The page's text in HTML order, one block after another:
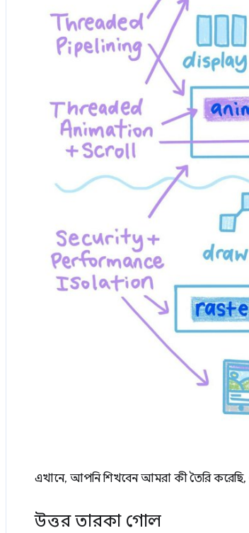
এখানে, আপনি শিখবেন আমরা কী তৈরি
উত্তর তারকা গোল